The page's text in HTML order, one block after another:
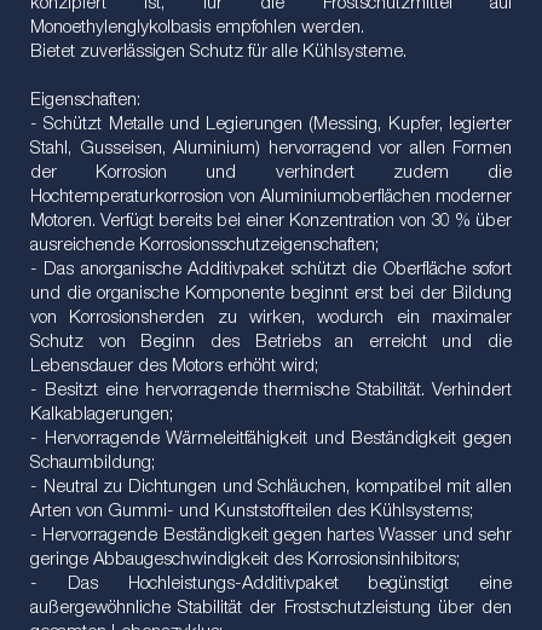
konzipiert ist, für die Frostschutzmittel auf
Monoethylenglykolbasis empfohlen werden.
Bietet zuverlässigen Schutz für alle Kühlsysteme.
Eigenschaften:
- Schützt Metalle und Legierungen (Messing, Kupfer, legierter
Stahl, Gusseisen, Aluminium) hervorragend vor allen Formen
der Korrosion und verhindert zudem die
Hochtemperaturkorrosion von Aluminiumoberflächen moderner
Motoren. Verfügt bereits bei einer Konzentration von 30 % über
ausreichende Korrosionsschutzeigenschaften;
- Das anorganische Additivpaket schützt die Oberfläche sofort
und die organische Komponente beginnt erst bei der Bildung
von Korrosionsherden zu wirken, wodurch ein maximaler
Schutz von Beginn des Betriebs an erreicht und die
Lebensdauer des Motors erhöht wird;
- Besitzt eine hervorragende thermische Stabilität. Verhindert
Kalkablagerungen;
- Hervorragende Wärmeleitfähigkeit und Beständigkeit gegen
Schaumbildung;
- Neutral zu Dichtungen und Schläuchen, kompatibel mit allen
Arten von Gummi- und Kunststoffteilen des Kühlsystems;
- Hervorragende Beständigkeit gegen hartes Wasser und sehr
geringe Abbaugeschwindigkeit des Korrosionsinhibitors;
- Das Hochleistungs-Additivpaket begünstigt eine
außergewöhnliche Stabilität der Frostschutzleistung über den